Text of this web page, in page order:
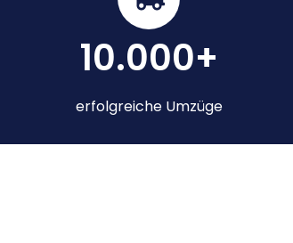
10.000+
erfolgreiche Umzüge